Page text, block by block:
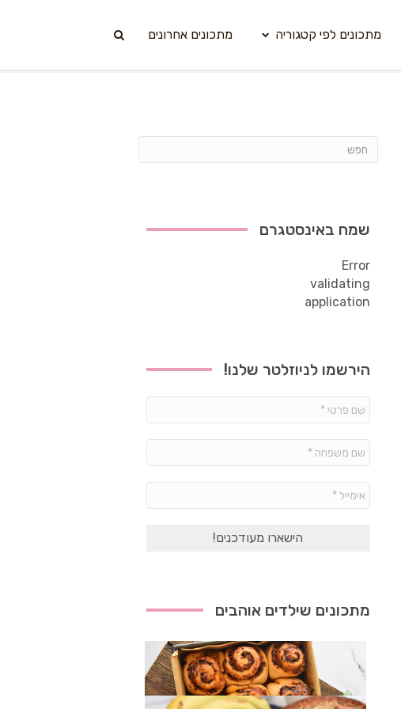
מתכונים לפי קטגוריה מתכונים אחרונים
שמח באינסטגרם
Error
validating
application
הירשמו לניוזלטר שלנו!
פרטי
משפחה
*
מתכונים שילדים אוהבים